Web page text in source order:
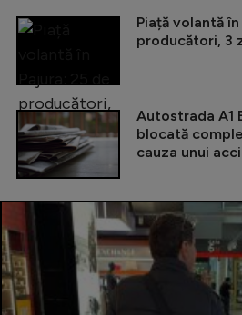
Piață volantă
producători, 3
Autostrada A1
blocată
cauza unui